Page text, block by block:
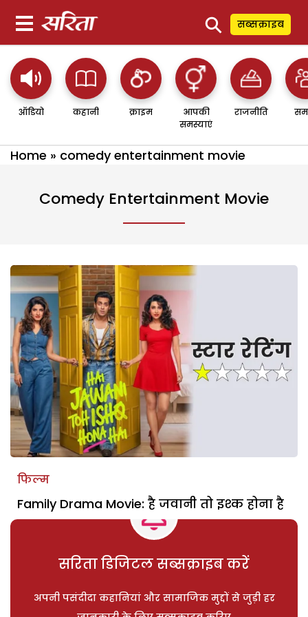
⚲ सब्सक्राइब
ऑडियो कहानी क्राइम
आपकी
समस्याएं
राजनीति
Home » comedy entertainment movie
Comedy Entertainment Movie
फिल्म
Family Drama Movie: है जवानी तो इश्क होना है
सरिता डिजिटल सब्सक्राइब करें
अपनी पसंदीदा कहानियां और सामाजिक मुद्दों से जुड़ी हर